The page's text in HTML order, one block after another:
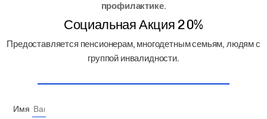
Ивантеевка
Игра
Ишим
Казань
профилактике.
Социальная Акция 20%
Предоставляется пенсионерам, многодетным семьям, людям с
группой инвалидности.
Имя